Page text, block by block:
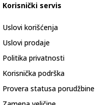
Korisnički servis
Uslovi korišćenja
Uslovi prodaje
Politika privatnosti
Korisnička podrška
Provera statusa porudžbine